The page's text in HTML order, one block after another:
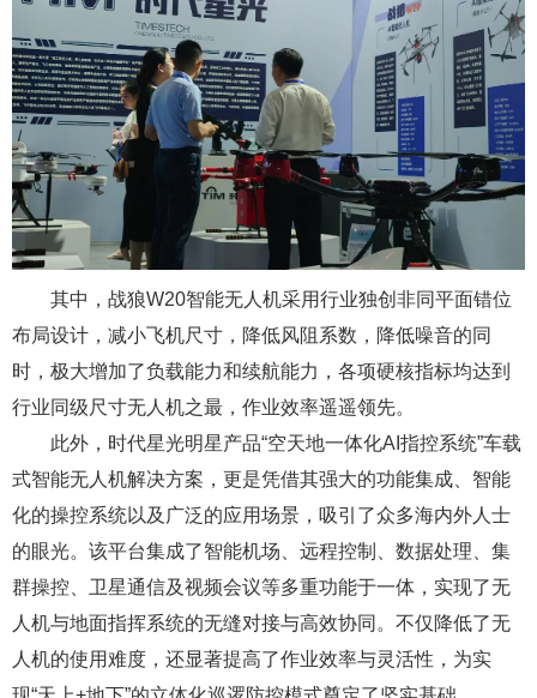
其中，战狼W20智能无人机采用行业独创非同平面错位
布局设计，减小飞机尺寸，降低风阻系数，降低噪音的同
时，极大增加了负载能力和续航能力，各项硬核指标均达到
行业同级尺寸无人机之最，作业效率遥遥领先。
此外，时代星光明星产品“空天地一体化AI指控系统”车载
式智能无人机解决方案，更是凭借其强大的功能集成、智能
化的操控系统以及广泛的应用场景，吸引了众多海内外人士
的眼光。该平台集成了智能机场、远程控制、数据处理、集
群操控、卫星通信及视频会议等多重功能于一体，实现了无
人机与地面指挥系统的无缝对接与高效协同。不仅降低了无
人机的使用难度，还显著提高了作业效率与灵活性，为实